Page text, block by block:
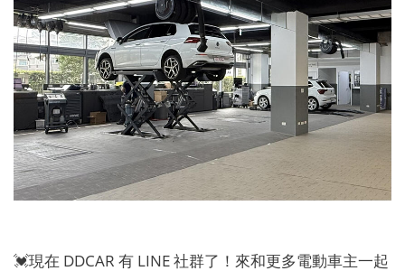
💓現在 DDCAR 有 LINE 社群了！來和更多電動車主一起